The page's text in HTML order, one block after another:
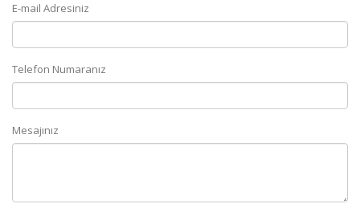
E-mail Adresiniz
Telefon Numaranız
Mesajınız